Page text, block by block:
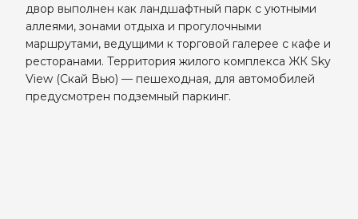
двор выполнен как ландшафтный парк с уютными
аллеями, зонами отдыха и прогулочными
маршрутами, ведущими к торговой галерее с кафе и
ресторанами. Территория жилого комплекса ЖК Sky
View (Скай Вью) — пешеходная, для автомобилей
предусмотрен подземный паркинг.